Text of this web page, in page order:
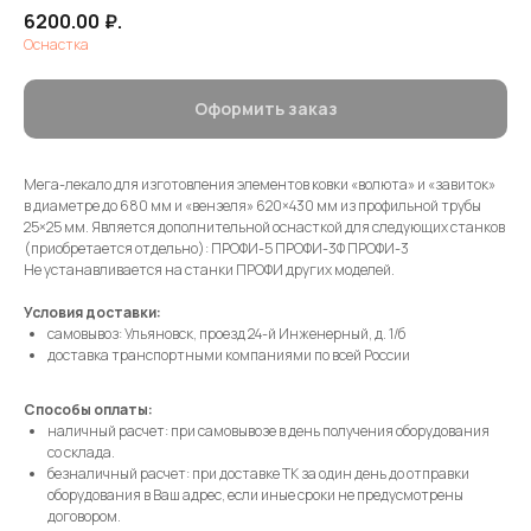
6200.00 ₽.
Оснастка
Оформить заказ
Мега-лекало для изготовления элементов ковки «волюта» и «завиток»
в диаметре до 680 мм и «вензеля» 620×430 мм из профильной трубы
25×25 мм. Является дополнительной оснасткой для следующих станков
(приобретается отдельно): ПРОФИ-5 ПРОФИ-3Ф ПРОФИ-3
Не устанавливается на станки ПРОФИ других моделей.
Условия доставки:
самовывоз: Ульяновск, проезд 24-й Инженерный, д. 1/б
доставка транспортными компаниями по всей России
Способы оплаты:
наличный расчет: при самовывозе в день получения оборудования
со склада.
безналичный расчет: при доставке ТК за один день до отправки
оборудования в Ваш адрес, если иные сроки не предусмотрены
договором.